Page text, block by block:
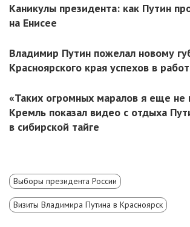
Каникулы президента: как Путин
на Енисее
Владимир Путин пожелал новому
Красноярского края успехов в
«Таких огромных маралов я еще не
Кремль показал видео с отдыха
в сибирской тайге
Выборы президента России
Визиты Владимира Путина в Красноярск